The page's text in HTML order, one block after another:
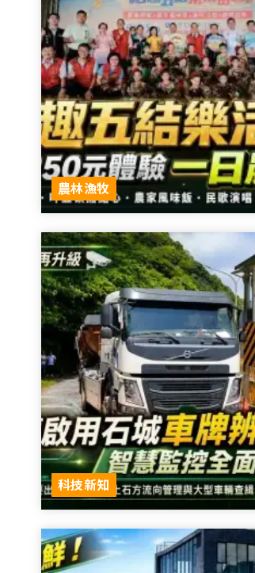
農林漁牧
科技新知